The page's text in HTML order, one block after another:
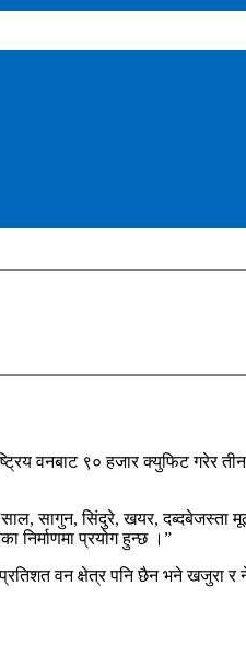
वनबाट ९० हजार क्युफिट गरेर
सागुन, सिंदुरे, खयर, दब्दबेजस्ता
निर्माणमा प्रयोग हुन्छ ।”
वन क्षेत्र पनि छैन भने खजुरा